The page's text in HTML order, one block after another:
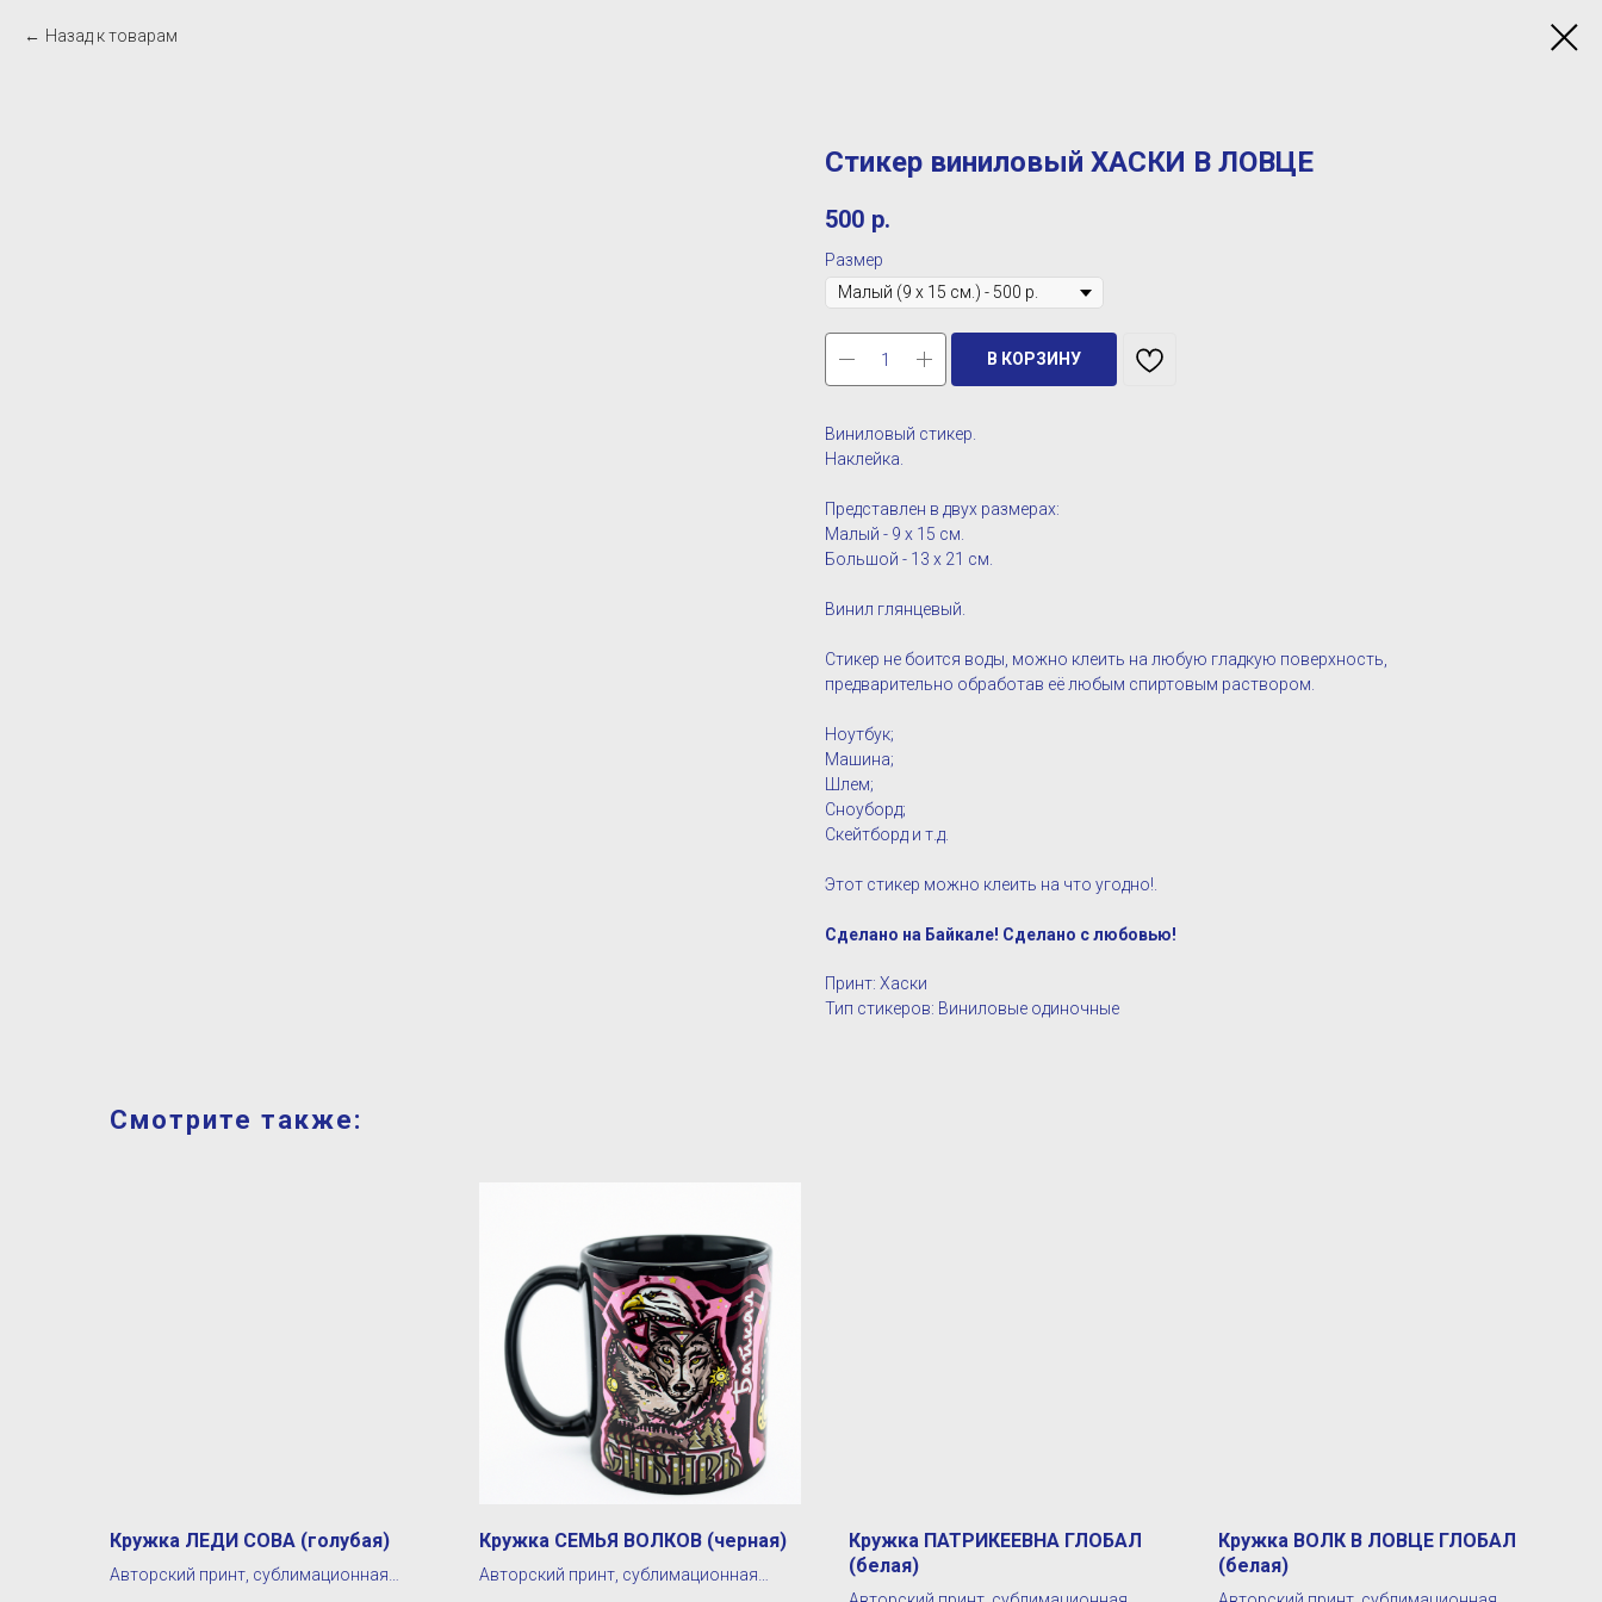
Назад к товарам
Стикер виниловый ХАСКИ В ЛОВЦЕ
500 р.
Размер
В КОРЗИНУ
Виниловый стикер.
Наклейка.
Представлен в двух размерах:
Малый - 9 х 15 см.
Большой - 13 х 21 см.
Винил глянцевый.
Стикер не боится воды, можно клеить на любую гладкую поверхность,
предварительно обработав её любым спиртовым раствором.
Ноутбук;
Машина;
Шлем;
Сноуборд;
Скейтборд и т.д.
Этот стикер можно клеить на что угодно!.
Сделано на Байкале! Сделано с любовью!
Принт: Хаски
Тип стикеров: Виниловые одиночные
Смотрите также:
Кружка ЛЕДИ СОВА (голубая)
Авторский принт, сублимационная
Кружка СЕМЬЯ ВОЛКОВ (черная)
Авторский принт, сублимационная
Кружка ПАТРИКЕЕВНА ГЛОБАЛ
(белая)
Кружка ВОЛК В ЛОВЦЕ ГЛОБАЛ
(белая)